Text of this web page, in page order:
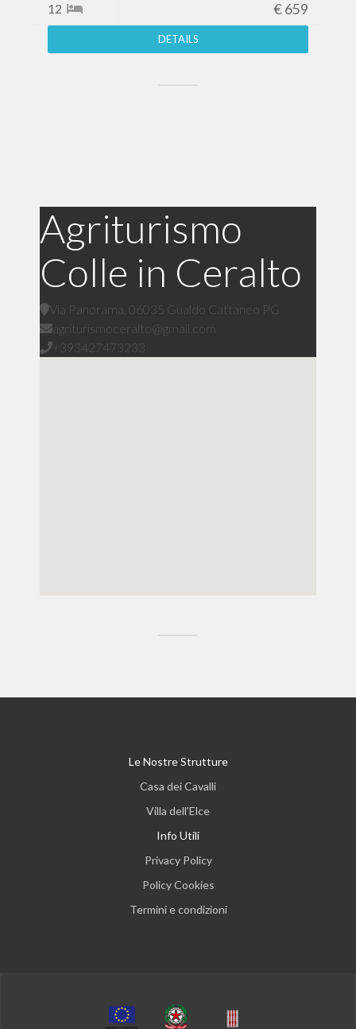
12 €659
DETAILS
Agriturismo
Colle in Ceralto
Via Panorama, 06035 Gualdo Cattaneo PG
agriturismoceralto@gmail.com
+393427473233
Le Nostre Strutture
Casa dei Cavalli
Villa dell'Elce
Info Utili
Privacy Policy
Policy Cookies
Termini e condizioni